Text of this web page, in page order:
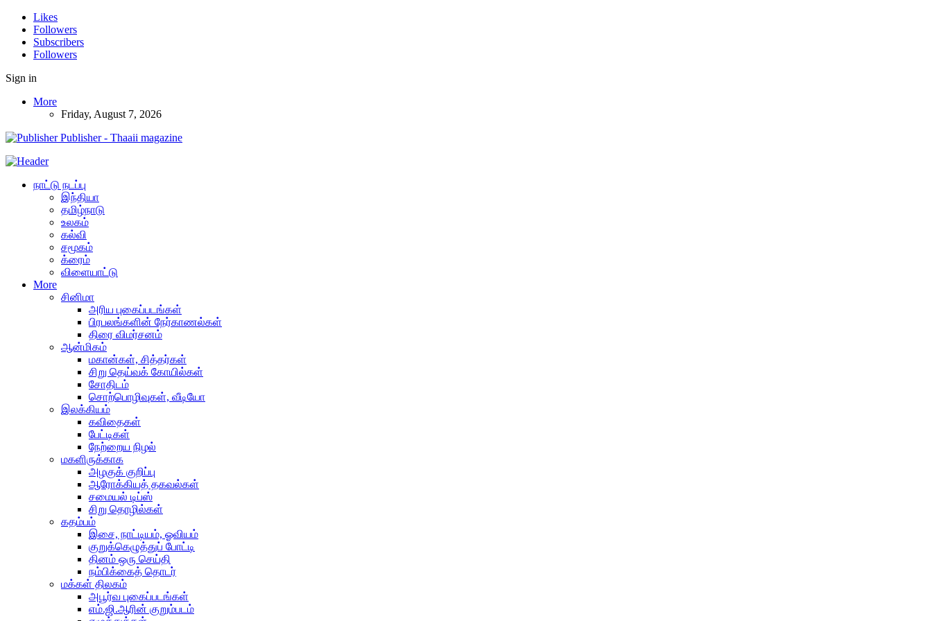
Likes
Followers
Subscribers
Followers
Sign in
More
Friday, August 7, 2026
Publisher - Thaaii magazine
நாட்டு நடப்பு
இந்தியா
தமிழ்நாடு
உலகம்
கல்வி
சமூகம்
க்ரைம்
விளையாட்டு
More
சினிமா
அரிய புகைப்படங்கள்
பிரபலங்களின் நேர்காணல்கள்
திரை விமர்சனம்
ஆன்மிகம்
மகான்கள், சித்தர்கள்
சிறு தெய்வக் கோயில்கள்
சோதிடம்
சொற்பொழிவுகள், வீடியோ
இலக்கியம்
கவிதைகள்
பேட்டிகள்
நேற்றைய நிழல்
மகளிருக்காக
அழகுக் குறிப்பு
ஆரோக்கியத் தகவல்கள்
சமையல் டிப்ஸ்
சிறு தொழில்கள்
கதம்பம்
இசை, நாட்டியம், ஓவியம்
குறுக்கெழுத்துப் போட்டி
தினம் ஒரு செய்தி
நம்பிக்கைத் தொடர்
மக்கள் திலகம்
அபூர்வ புகைப்படங்கள்
எம்.ஜி.ஆரின் குறும்படம்